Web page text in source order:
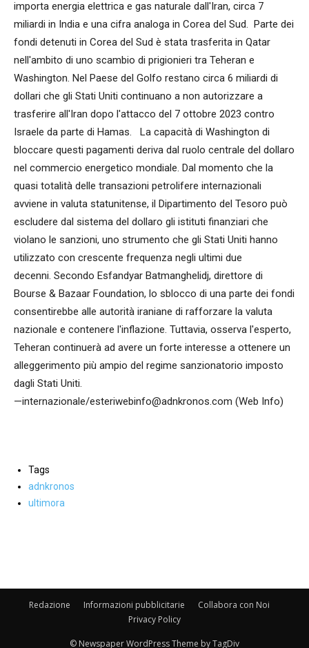
importa energia elettrica e gas naturale dall'Iran, circa 7
miliardi in India e una cifra analoga in Corea del Sud. Parte dei
fondi detenuti in Corea del Sud è stata trasferita in Qatar
nell'ambito di uno scambio di prigionieri tra Teheran e
Washington. Nel Paese del Golfo restano circa 6 miliardi di
dollari che gli Stati Uniti continuano a non autorizzare a
trasferire all'Iran dopo l'attacco del 7 ottobre 2023 contro
Israele da parte di Hamas. La capacità di Washington di
bloccare questi pagamenti deriva dal ruolo centrale del dollaro
nel commercio energetico mondiale. Dal momento che la
quasi totalità delle transazioni petrolifere internazionali
avviene in valuta statunitense, il Dipartimento del Tesoro può
escludere dal sistema del dollaro gli istituti finanziari che
violano le sanzioni, uno strumento che gli Stati Uniti hanno
utilizzato con crescente frequenza negli ultimi due
decenni. Secondo Esfandyar Batmanghelidj, direttore di
Bourse & Bazaar Foundation, lo sblocco di una parte dei fondi
consentirebbe alle autorità iraniane di rafforzare la valuta
nazionale e contenere l'inflazione. Tuttavia, osserva l'esperto,
Teheran continuerà ad avere un forte interesse a ottenere un
alleggerimento più ampio del regime sanzionatorio imposto
dagli Stati Uniti.
—internazionale/esteriwebinfo@adnkronos.com (Web Info)
Tags
adnkronos
ultimora
Redazione Informazioni pubblicitarie
Collabora con Noi
Privacy Policy
© Newspaper WordPress Theme by TagDiv